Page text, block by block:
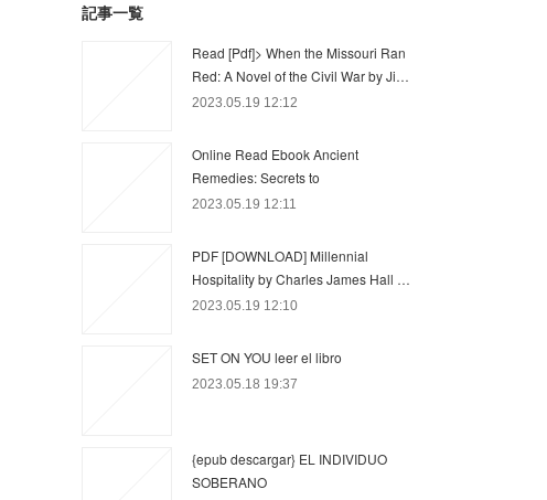
記事一覧
Read [Pdf]> When the Missouri Ran
Red: A Novel of the Civil War by Ji…
2023.05.19 12:12
Online Read Ebook Ancient
Remedies: Secrets to
2023.05.19 12:11
PDF [DOWNLOAD] Millennial
Hospitality by Charles James Hall …
2023.05.19 12:10
SET ON YOU leer el libro
2023.05.18 19:37
{epub descargar} EL INDIVIDUO
SOBERANO